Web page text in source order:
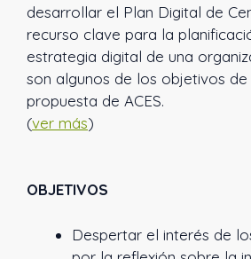
desarrollar el Plan Digital de
recurso clave para la
estrategia digital de una
son algunos de los objetivos de
propuesta de ACES.
(ver más)
OBJETIVOS
Despertar el interés de